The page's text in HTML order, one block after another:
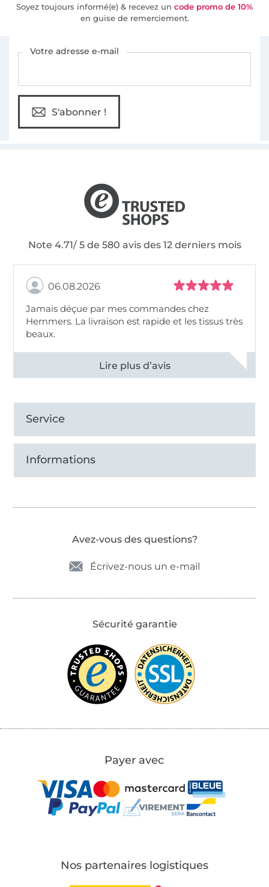
Soyez toujours informé(e) & recevez un code promo de 10%
en guise de remerciement.
Votre adresse e-mail
S'abonner !
Note 4.71/ 5 de 580 avis des 12 derniers mois
06.08.2026
Jamais déçue par mes commandes chez
Hemmers. La livraison est rapide et les tissus très
beaux.
Voir tous les 11496 commentaires
Service
Informations
Avez-vous des questions?
Écrivez-nous un e-mail
Sécurité garantie
Payer avec
Nos partenaires logistiques